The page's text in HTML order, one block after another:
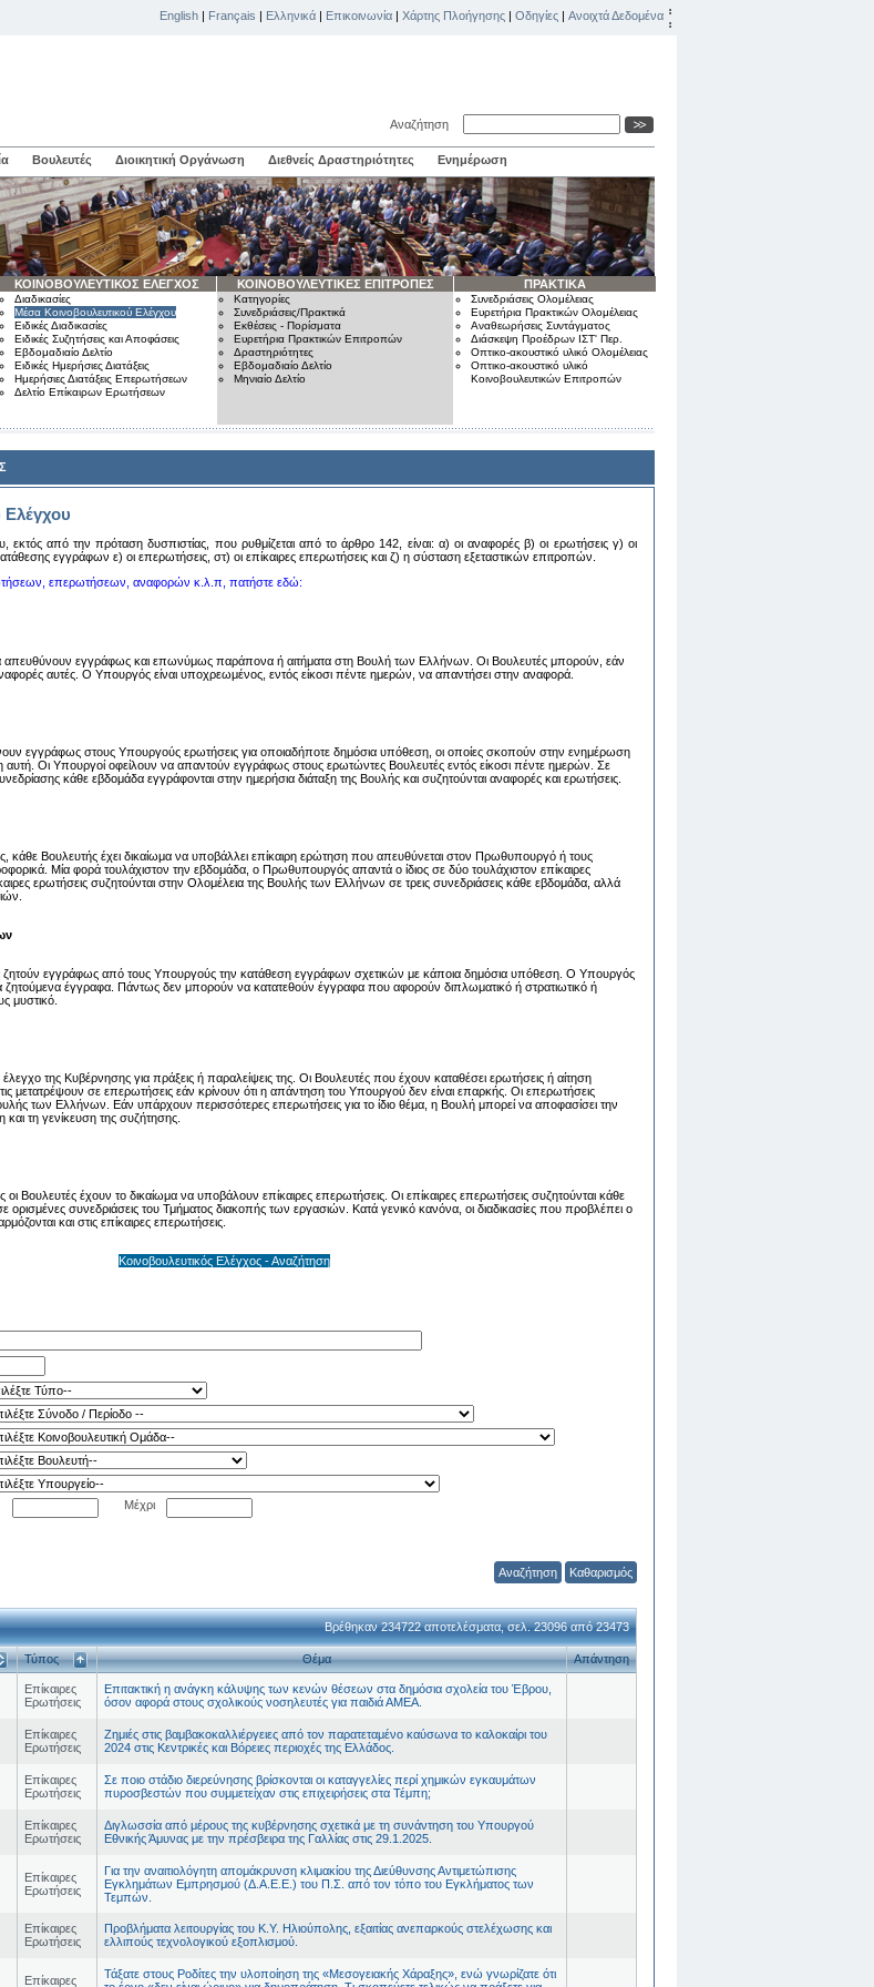
English | Français | Ελληνικά | Επικοινωνία | Χάρτης Πλοήγησης | Οδηγίες | Ανοιχτά Δεδομένα
Αναζήτηση
Βουλευτές Διοικητική Οργάνωση Διεθνείς Δραστηριότητες Ενημέρωση
ΚΟΙΝΟΒΟΥΛΕΥΤΙΚΟΣ ΕΛΕΓΧΟΣ
Διαδικασίες
Μέσα Κοινοβουλευτικού Ελέγχου
Ειδικές Διαδικασίες
Ειδικές Συζητήσεις και Αποφάσεις
Εβδομαδιαίο Δελτίο
Ειδικές Ημερήσιες Διατάξεις
Ημερήσιες Διατάξεις Επερωτήσεων
Δελτίο Επίκαιρων Ερωτήσεων
ΚΟΙΝΟΒΟΥΛΕΥΤΙΚΕΣ ΕΠΙΤΡΟΠΕΣ
Κατηγορίες
Συνεδριάσεις/Πρακτικά
Εκθέσεις - Πορίσματα
Ευρετήρια Πρακτικών Επιτροπών
Δραστηριότητες
Εβδομαδιαίο Δελτίο
Μηνιαίο Δελτίο
ΠΡΑΚΤΙΚΑ
Συνεδριάσεις Ολομέλειας
Ευρετήρια Πρακτικών Ολομέλειας
Αναθεωρήσεις Συντάγματος
Διάσκεψη Προέδρων ΙΣΤ' Περ.
Οπτικο-ακουστικό υλικό Ολομέλειας
Οπτικο-ακουστικό υλικό
Κοινοβουλευτικών Επιτροπών
Ελέγχου
εκτός από την πρόταση δυσπιστίας, πoυ ρυθμίζεται από τo άρθρo 142, είναι: α) oι αναφoρές β) oι ερωτήσεις γ) oι
εγγράφων ε) oι επερωτήσεις, στ) oι επίκαιρες επερωτήσεις και ζ) η σύσταση εξεταστικών επιτροπών.
επερωτήσεων, αναφορών κ.λ.π, πατήστε εδώ:
απευθύνουν εγγράφως και επωνύμως παράπονα ή αιτήματα στη Βουλή των Ελλήνων. Οι Βουλευτές μπορούν, εάν
αυτές. Ο Υπουργός είναι υποχρεωμένος, εντός είκοσι πέντε ημερών, να απαντήσει στην αναφορά.
εγγράφως στους Υπουργούς ερωτήσεις για οποιαδήποτε δημόσια υπόθεση, οι οποίες σκοπούν στην ενημέρωση
αυτή. Οι Υπουργοί οφείλουν να απαντούν εγγράφως στους ερωτώντες Βουλευτές εντός είκοσι πέντε ημερών. Σε
κάθε εβδομάδα εγγράφονται στην ημερήσια διάταξη της Βουλής και συζητούνται αναφορές και ερωτήσεις.
κάθε Βουλευτής έχει δικαίωμα να υποβάλλει επίκαιρη ερώτηση που απευθύνεται στον Πρωθυπουργό ή τους
Μία φορά τουλάχιστον την εβδομάδα, ο Πρωθυπουργός απαντά ο ίδιος σε δύο τουλάχιστον επίκαιρες
ερωτήσεις συζητούνται στην Ολομέλεια της Βουλής των Ελλήνων σε τρεις συνεδριάσεις κάθε εβδομάδα, αλλά
ζητούν εγγράφως από τους Υπουργούς την κατάθεση εγγράφων σχετικών με κάποια δημόσια υπόθεση. Ο Υπουργός
ζητούμενα έγγραφα. Πάντως δεν μπορούν να κατατεθούν έγγραφα που αφορούν διπλωματικό ή στρατιωτικό ή
μυστικό.
της Κυβέρνησης για πράξεις ή παραλείψεις της. Οι Βουλευτές που έχουν καταθέσει ερωτήσεις ή αίτηση
μετατρέψουν σε επερωτήσεις εάν κρίνουν ότι η απάντηση του Υπουργού δεν είναι επαρκής. Οι επερωτήσεις
των Ελλήνων. Εάν υπάρχουν περισσότερες επερωτήσεις για το ίδιο θέμα, η Βουλή μπορεί να αποφασίσει την
τη γενίκευση της συζήτησης.
οι Βουλευτές έχουν το δικαίωμα να υποβάλουν επίκαιρες επερωτήσεις. Οι επίκαιρες επερωτήσεις συζητούνται κάθε
ορισμένες συνεδριάσεις του Τμήματος διακοπής των εργασιών. Κατά γενικό κανόνα, οι διαδικασίες που προβλέπει ο
και στις επίκαιρες επερωτήσεις.
Κοινοβουλευτικός Ελέγχος - Αναζήτηση
Μέχρι
Καθαρισμός
Βρέθηκαν 234722 αποτελέσματα, σελ. 23096 από 23473
Τύπος Θέμα Απάντηση
Επίκαιρες
Ερωτήσεις
Επιτακτική η ανάγκη κάλυψης των κενών θέσεων στα δημόσια σχολεία του Έβρου,
όσον αφορά στους σχολικούς νοσηλευτές για παιδιά ΑΜΕΑ.
Επίκαιρες
Ερωτήσεις
Ζημιές στις βαμβακοκαλλιέργειες από τον παρατεταμένο καύσωνα το καλοκαίρι του
2024 στις Κεντρικές και Βόρειες περιοχές της Ελλάδος.
Επίκαιρες
Ερωτήσεις
Σε ποιο στάδιο διερεύνησης βρίσκονται οι καταγγελίες περί χημικών εγκαυμάτων
πυροσβεστών που συμμετείχαν στις επιχειρήσεις στα Τέμπη;
Επίκαιρες
Ερωτήσεις
Διγλωσσία από μέρους της κυβέρνησης σχετικά με τη συνάντηση του Υπουργού
Εθνικής Άμυνας με την πρέσβειρα της Γαλλίας στις 29.1.2025.
Επίκαιρες
Ερωτήσεις
Για την αναιτιολόγητη απομάκρυνση κλιμακίου της Διεύθυνσης Αντιμετώπισης
Εγκλημάτων Εμπρησμού (Δ.Α.Ε.Ε.) του Π.Σ. από τον τόπο του Εγκλήματος των
Τεμπών.
Επίκαιρες
Ερωτήσεις
Προβλήματα λειτουργίας του Κ.Υ. Ηλιούπολης, εξαιτίας ανεπαρκούς στελέχωσης και
ελλιπούς τεχνολογικού εξοπλισμού.
Επίκαιρες
Τάξατε στους Ροδίτες την υλοποίηση της «Μεσογειακής Χάραξης», ενώ γνωρίζατε ότι